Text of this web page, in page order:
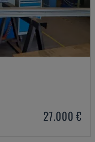
27.000 €